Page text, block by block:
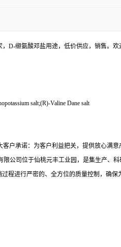
D-缬氨酸邓盐用途，低价供应，销售。欢
salt;(R)-Valine Dane salt
承诺：为客户利益把关，提供放心满
公司位于仙桃元丰工业园，是集生产、
程进行严密的、全方位的质量控制，确保